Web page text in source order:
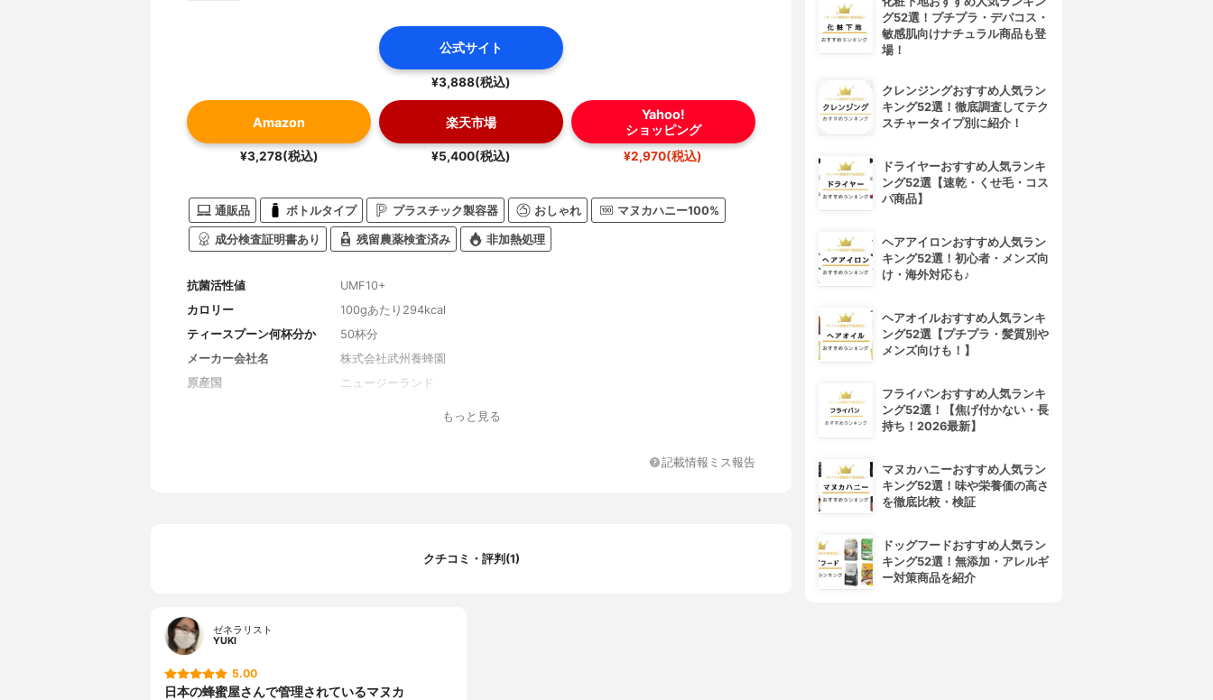
公式サイト
¥3,888(税込)
Amazon
¥3,278(税込)
楽天市場
¥5,400(税込)
Yahoo!
ショッピング
¥2,970(税込)
通販品 ボトルタイプ プラスチック製容器 おしゃれ マヌカハニー100%
成分検査証明書あり 残留農薬検査済み 非加熱処理
抗菌活性値
UMF10+
カロリー
100gあたり294kcal
ティースプーン何杯分か
50杯分
メーカー会社名
株式会社武州養蜂園
原産国
ニュージーランド
もっと見る
記載情報ミス報告
クチコミ・評判(1)
ゼネラリスト
YUKI
5.00
日本の蜂蜜屋さんで管理されているマヌカ
グ52選！プチプラ・デパコス・
敏感肌向けナチュラル商品も登
場！
クレンジングおすすめ人気ラン
キング52選！徹底調査してテク
スチャータイプ別に紹介！
ドライヤーおすすめ人気ランキ
ング52選【速乾・くせ毛・コス
パ商品】
ヘアアイロンおすすめ人気ラン
キング52選！初心者・メンズ向
け・海外対応も♪
ヘアオイルおすすめ人気ランキ
ング52選【プチプラ・髪質別や
メンズ向けも！】
フライパンおすすめ人気ランキ
ング52選！【焦げ付かない・長
持ち！2026最新】
マヌカハニーおすすめ人気ラン
キング52選！味や栄養価の高さ
を徹底比較・検証
ドッグフードおすすめ人気ラン
キング52選！無添加・アレルギ
ー対策商品を紹介